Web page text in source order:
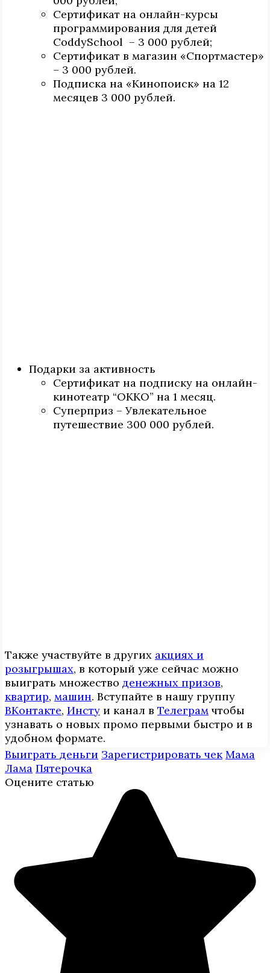
Сертификат на онлайн-курсы
программирования для детей
CoddySchool – 3 000 рублей;
Сертификат в магазин «Спортмастер»
– 3 000 рублей.
Подписка на «Кинопоиск» на 12
месяцев 3 000 рублей.
Подарки за активность
Сертификат на подписку на онлайн-
кинотеатр “OKKO” на 1 месяц.
Суперприз – Увлекательное
путешествие 300 000 рублей.
Также участвуйте в других акциях и
розыгрышах, в который уже сейчас можно
выиграть множество денежных призов,
квартир, машин. Вступайте в нашу группу
ВКонтакте, Инcтy и канал в Телеграм чтобы
узнавать о новых промо первыми быстро и в
удобном формате.
Выиграть деньги Зарегистрировать чек Мама
Лама Пятерочка
Оцените статью